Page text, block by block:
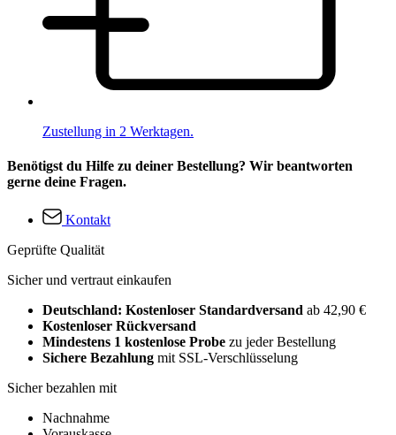
Zustellung in 2 Werktagen.
Benötigst du Hilfe zu deiner Bestellung? Wir beantworten
gerne deine Fragen.
Kontakt
Geprüfte Qualität
Sicher und vertraut einkaufen
Deutschland: Kostenloser Standardversand ab 42,90 €
Kostenloser Rückversand
Mindestens 1 kostenlose Probe zu jeder Bestellung
Sichere Bezahlung mit SSL-Verschlüsselung
Sicher bezahlen mit
Nachnahme